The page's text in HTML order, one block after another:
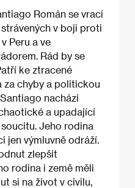
Román se vrací
v boji proti
Peru a ve
Rád by se
ke ztracené
za chyby a politickou
nachází
a upadající
Jeho rodina
jen výmluvně odráží.
zlepšit
rodina i země měli
si na život v civilu,